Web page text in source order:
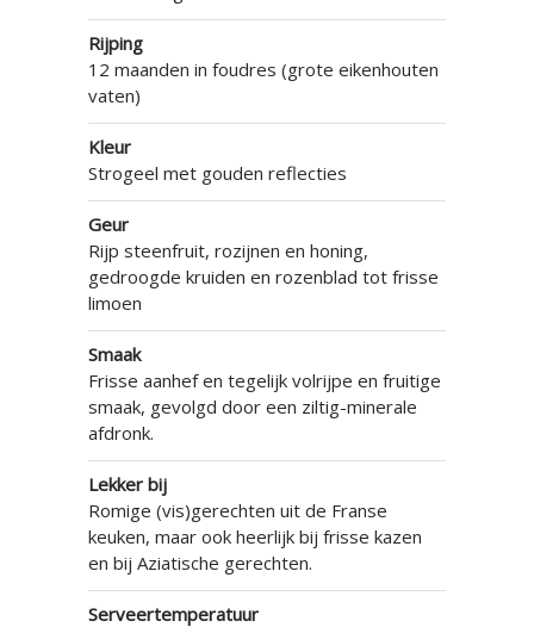
Rijping
12 maanden in foudres (grote eikenhouten
vaten)
Kleur
Strogeel met gouden reflecties
Geur
Rijp steenfruit, rozijnen en honing,
gedroogde kruiden en rozenblad tot frisse
limoen
Smaak
Frisse aanhef en tegelijk volrijpe en fruitige
smaak, gevolgd door een ziltig-minerale
afdronk.
Lekker bij
Romige (vis)gerechten uit de Franse
keuken, maar ook heerlijk bij frisse kazen
en bij Aziatische gerechten.
Serveertemperatuur